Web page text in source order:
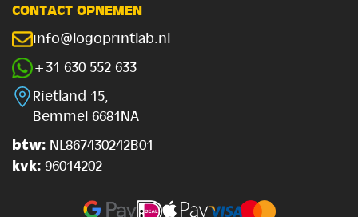
CONTACT OPNEMEN
info@logoprintlab.nl
+31 630 552 633
Rietland 15,
Bemmel 6681NA
btw: NL867430242B01
kvk: 96014202